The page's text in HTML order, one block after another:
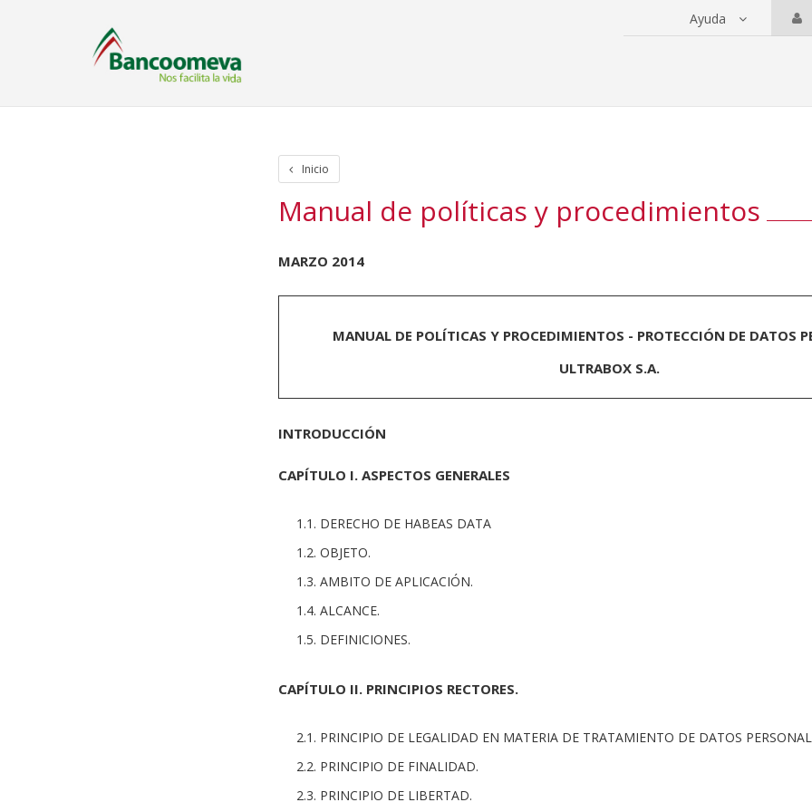
Iniciar Sesion
Ayuda
Inicio
Manual de políticas y procedimientos
MARZO 2014
MANUAL DE POLÍTICAS Y PROCEDIMIENTOS - PROTECCIÓN DE DATOS
ULTRABOX S.A.
INTRODUCCIÓN
CAPÍTULO I. ASPECTOS GENERALES
1.1. DERECHO DE HABEAS DATA
1.2. OBJETO.
1.3. AMBITO DE APLICACIÓN.
1.4. ALCANCE.
1.5. DEFINICIONES.
CAPÍTULO II. PRINCIPIOS RECTORES.
2.1. PRINCIPIO DE LEGALIDAD EN MATERIA DE TRATAMIENTO DE DATOS
2.2. PRINCIPIO DE FINALIDAD.
2.3. PRINCIPIO DE LIBERTAD.